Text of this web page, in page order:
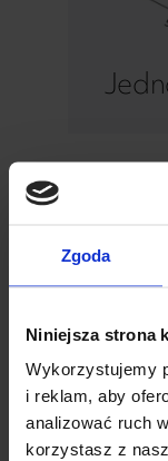
Zgoda
Niniejsza strona
Wykorzystujemy
i reklam, aby
analizować ruch
korzystasz z